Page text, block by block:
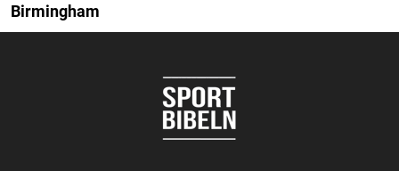
Birmingham